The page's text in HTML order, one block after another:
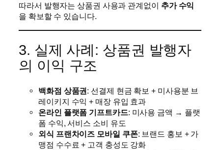
따라서 발행자는 상품권 사용과 관계없이 추가 수익
을 확보할 수 있습니다.
3. 실제 사례: 상품권 발행자
의 이익 구조
백화점 상품권: 선결제 현금 확보 + 미사용분 브
레이키지 수익 + 매장 유입 효과
온라인 플랫폼 기프트카드: 미사용 금액 → 플랫
폼 수익, 서비스 소비 유도
외식 프랜차이즈 모바일 쿠폰: 브랜드 홍보 + 가
맹점 수수료 + 고객 충성도 강화